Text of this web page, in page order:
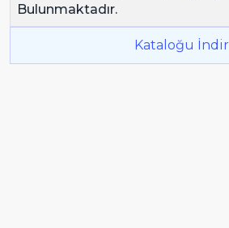
Bulunmaktadır.
Kataloğu İndir